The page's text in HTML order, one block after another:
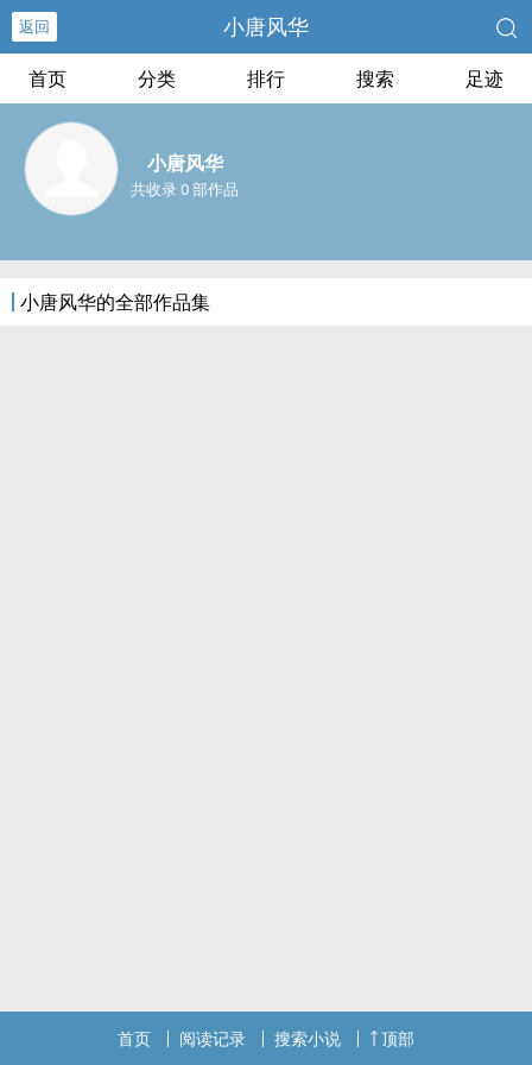
返回 小唐风华
首页 分类 排行 搜索 足迹
小唐风华
共收录 0 部作品
小唐风华的全部作品集
首页 阅读记录 搜索小说 顶部